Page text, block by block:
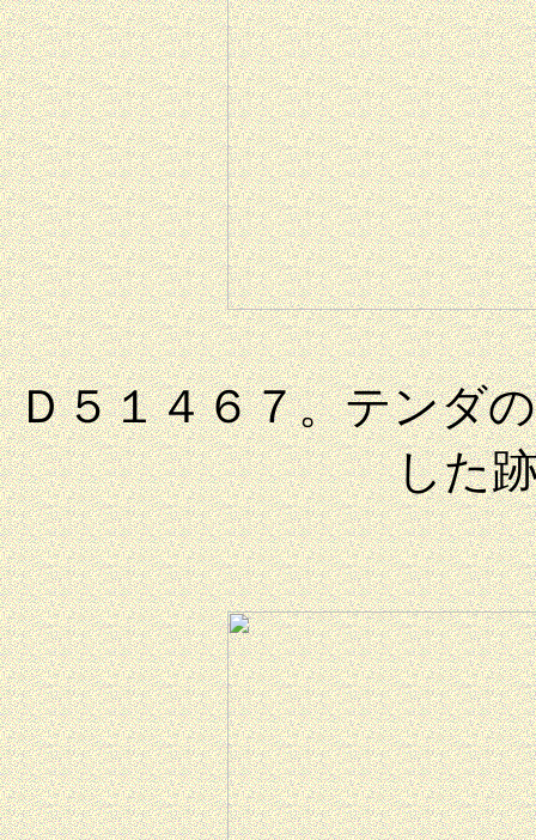
Ｄ５１４６７。テンダ
した